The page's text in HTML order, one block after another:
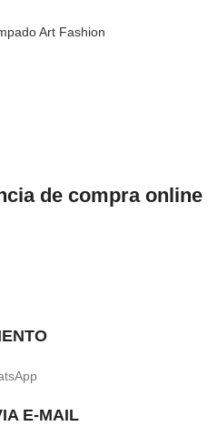
Art Fashion
de compra online
E-MAIL